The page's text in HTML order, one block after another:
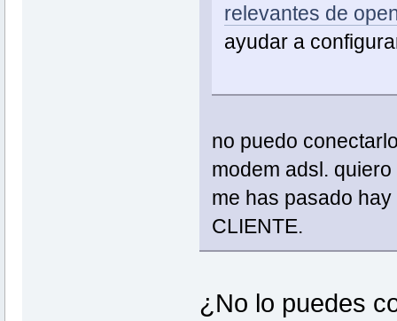
relevantes de
ayudar a
no puedo
modem adsl.
me has pasado
CLIENTE.
¿No lo puedes